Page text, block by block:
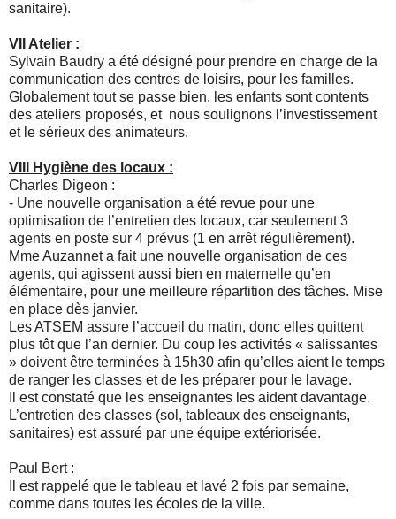
sanitaire).
VII Atelier :
Sylvain Baudry a été désigné pour prendre en charge de la
communication des centres de loisirs, pour les familles.
Globalement tout se passe bien, les enfants sont contents
des ateliers proposés, et nous soulignons l’investissement
et le sérieux des animateurs.
VIII Hygiène des locaux :
Charles Digeon :
- Une nouvelle organisation a été revue pour une
optimisation de l’entretien des locaux, car seulement 3
agents en poste sur 4 prévus (1 en arrêt régulièrement).
Mme Auzannet a fait une nouvelle organisation de ces
agents, qui agissent aussi bien en maternelle qu’en
élémentaire, pour une meilleure répartition des tâches. Mise
en place dès janvier.
Les ATSEM assure l’accueil du matin, donc elles quittent
plus tôt que l’an dernier. Du coup les activités « salissantes
» doivent être terminées à 15h30 afin qu’elles aient le temps
de ranger les classes et de les préparer pour le lavage.
Il est constaté que les enseignantes les aident davantage.
L’entretien des classes (sol, tableaux des enseignants,
sanitaires) est assuré par une équipe extériorisée.
Paul Bert :
Il est rappelé que le tableau et lavé 2 fois par semaine,
comme dans toutes les écoles de la ville.